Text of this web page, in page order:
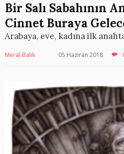
Bir Salı Sabahının
Cinnet Buraya
Arabaya, eve, kadına ilk
Meral Balık 05 Haziran 2018